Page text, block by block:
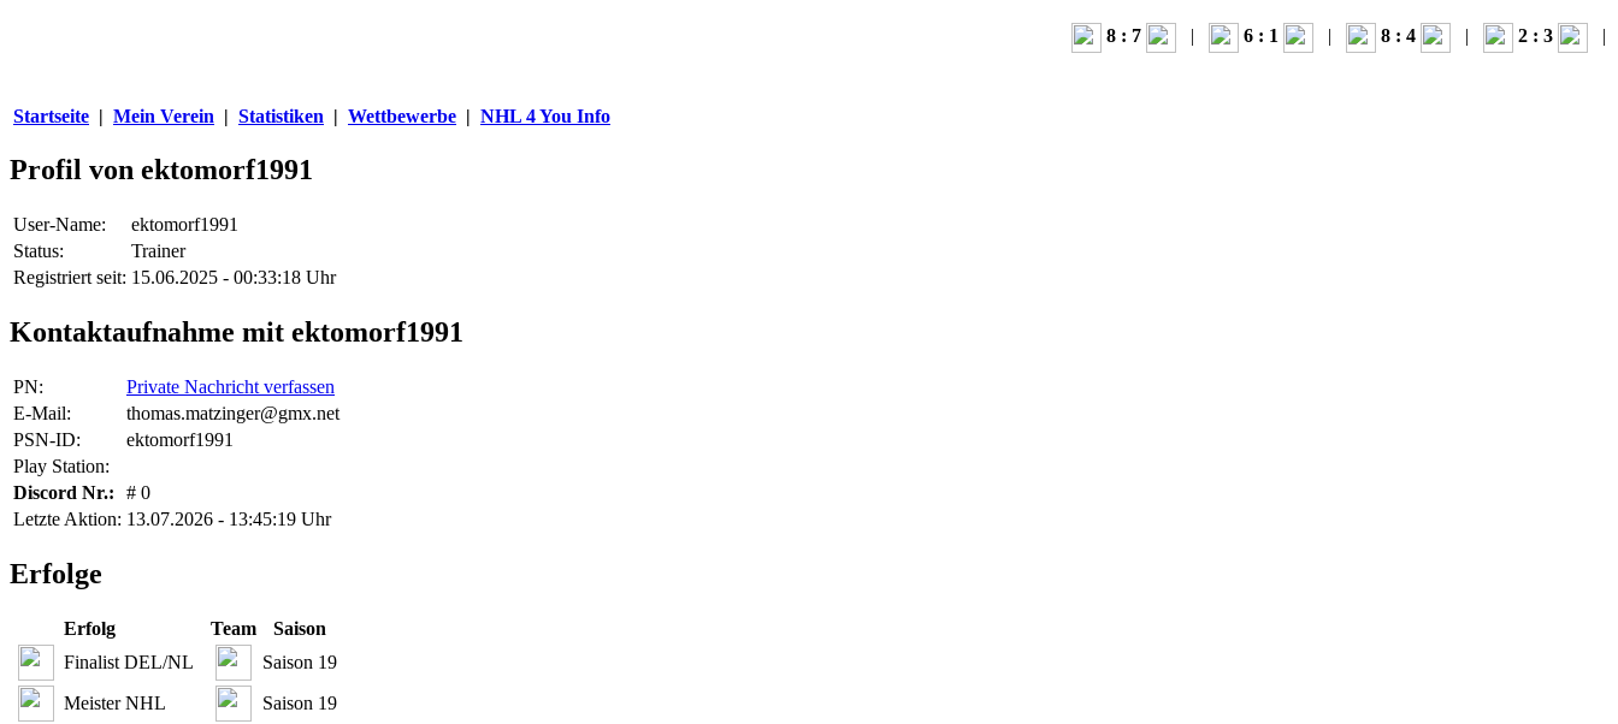
8 : 7 | 6 : 1 | 8 : 4 | 2 : 3 |
Startseite | Mein Verein | Statistiken | Wettbewerbe | NHL 4 You Info
Profil von ektomorf1991
User-Name:
ektomorf1991
Status:
Trainer
Registriert seit: 15.06.2025 - 00:33:18 Uhr
Kontaktaufnahme mit ektomorf1991
PN:
Private Nachricht verfassen
E-Mail:
thomas.matzinger@gmx.net
PSN-ID:
ektomorf1991
Play Station:
Discord Nr.:
# 0
Letzte Aktion: 13.07.2026 - 13:45:19 Uhr
Erfolge
Erfolg Team
Saison
Finalist DEL/NL
Saison 19
Meister NHL
Saison 19